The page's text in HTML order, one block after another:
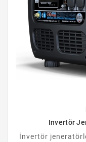
İnvertör
İnvertör